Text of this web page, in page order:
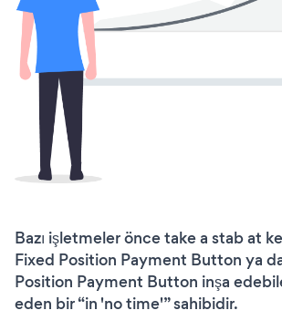
Bazı işletmeler önce take a stab at
Fixed Position Payment Button ya
Position Payment Button inşa
eden bir “in 'no time'” sahibidir.